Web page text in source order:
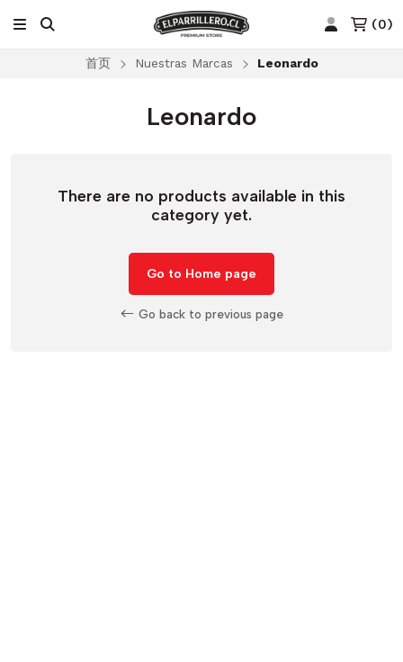
(0)
首页 Nuestras Marcas Leonardo
Leonardo
There are no products available in this
category yet.
Go to Home page
Go back to previous page